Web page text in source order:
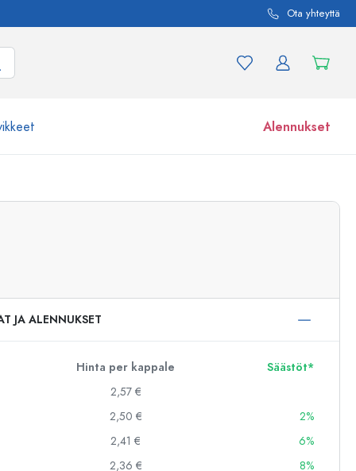
Ota yhteyttä
Alennukset
Lasipurkit
JA ALENNUKSET
Hinta per kappale
Säästöt*
2,57 €
2,50 €
2%
2,41 €
6%
2,36 €
8%